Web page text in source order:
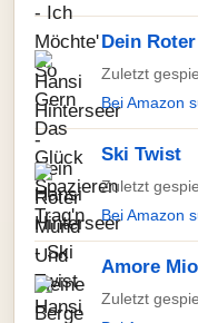
Dein
Zuletzt
Bei Amazon
Ski Twist
Zuletzt
Bei Amazon
Amore Mio
Zuletzt